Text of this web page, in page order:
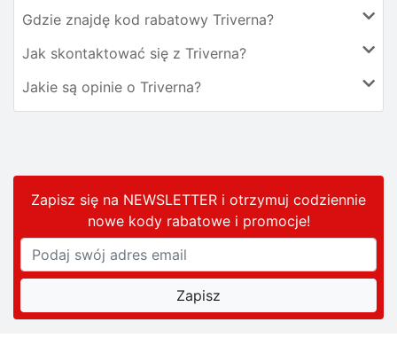
Gdzie znajdę kod rabatowy Triverna?
Jak skontaktować się z Triverna?
Jakie są opinie o Triverna?
Zapisz się na NEWSLETTER i otrzymuj codziennie
nowe kody rabatowei promocje!